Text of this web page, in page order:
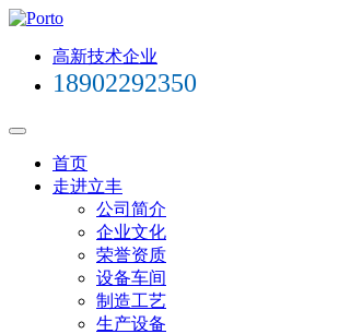
高新技术企业
18902292350
首页
走进立丰
公司简介
企业文化
荣誉资质
设备车间
制造工艺
生产设备